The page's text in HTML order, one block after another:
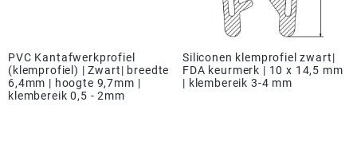
PVC Kantafwerkprofiel
(klemprofiel) | Zwart| breedte
6,4mm | hoogte 9,7mm |
klembereik 0,5 - 2mm
Siliconen klemprofiel zwart|
FDA keurmerk | 10 x 14,5 mm
| klembereik 3-4 mm